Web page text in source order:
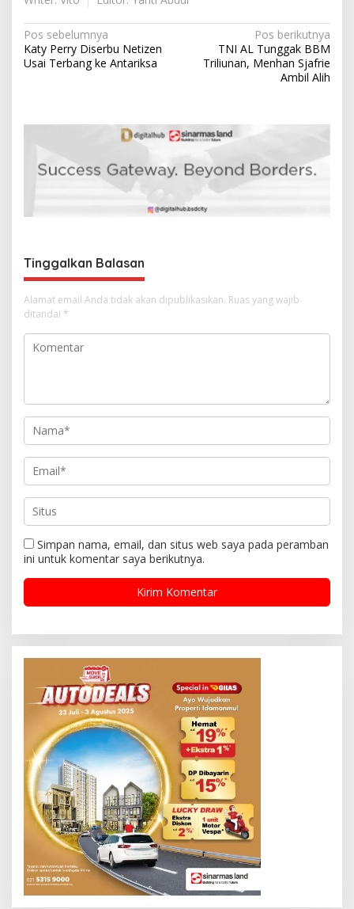
N
a
g
p
s
Pos sebelumnya
Katy Perry Diserbu Netizen
Usai Terbang ke Antariksa
Pos berikutnya
TNI AL Tunggak BBM
Triliunan, Menhan Sjafrie
Ambil Alih
Tinggalkan Balasan
Alamat email Anda tidak akan dipublikasikan. Ruas yang wajib
ditandai *
Simpan nama, email, dan situs web saya pada peramban
ini untuk komentar saya berikutnya.